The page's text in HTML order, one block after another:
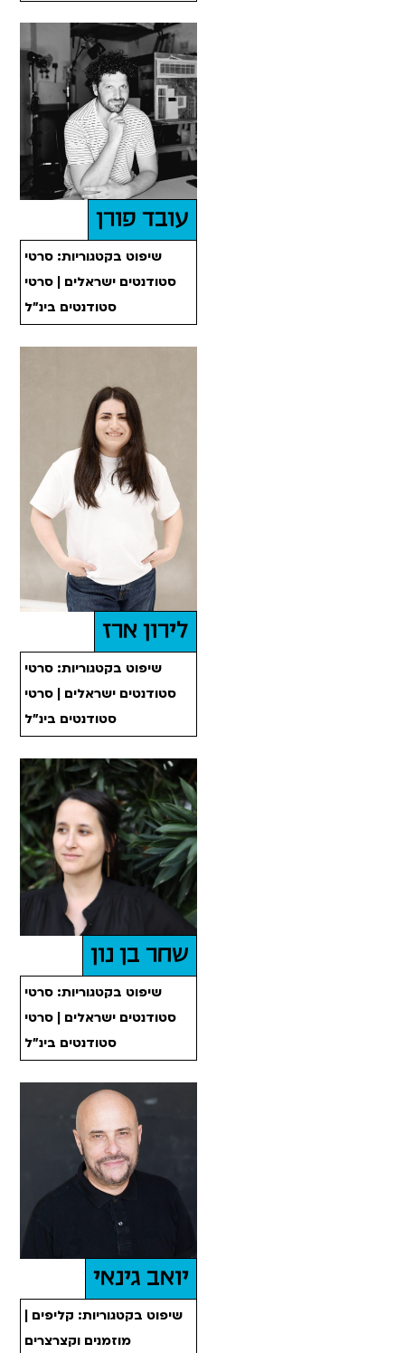
עובד פורן
שיפוט בקטגוריות: סרטי
סטודנטים ישראלים | סרטי
סטודנטים בינ"ל
לירון ארז
שיפוט בקטגוריות: סרטי
סטודנטים ישראלים | סרטי
סטודנטים בינ"ל
שחר בן נון
שיפוט בקטגוריות: סרטי
סטודנטים ישראלים | סרטי
סטודנטים בינ"ל
יואב גינאי
שיפוט בקטגוריות: קליפים |
מוזמנים וקצרצרים